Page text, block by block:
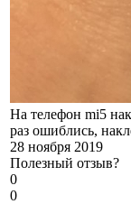
На телефон mi5
раз ошиблись,
28 ноября 2019
Полезный отзыв?
0
0